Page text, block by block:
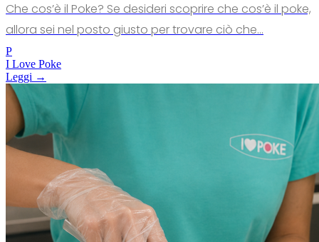
Che cos’è il Poke? Se desideri scoprire che cos’è il poke,
allora sei nel posto giusto per trovare ciò che...
P
I Love Poke
Leggi →